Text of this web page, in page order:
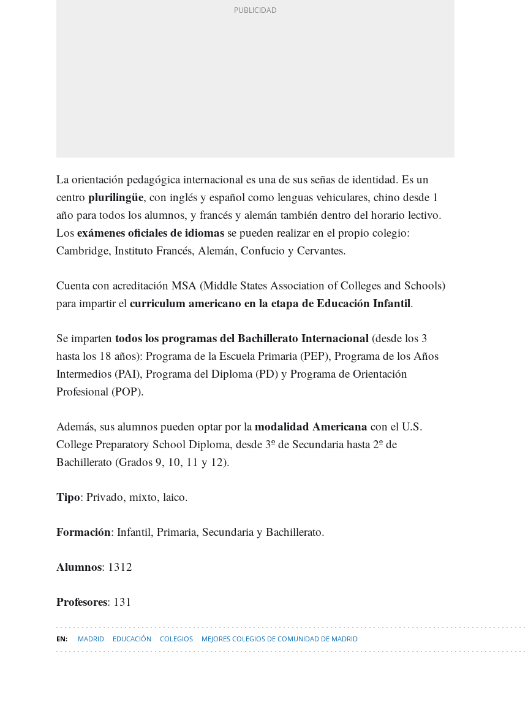
La orientación pedagógica internacional es una de sus señas de identidad. Es un
centro plurilingüe, con inglés y español como lenguas vehiculares, chino desde 1
año para todos los alumnos, y francés y alemán también dentro del horario lectivo.
Los exámenes oficiales de idiomas se pueden realizar en el propio colegio:
Cambridge, Instituto Francés, Alemán, Confucio y Cervantes.
Cuenta con acreditación MSA (Middle States Association of Colleges and Schools)
para impartir el curriculumamericano en la etapa de Educación Infantil.
Se imparten todos los programas del Bachillerato Internacional (desde los 3
hasta los 18 años): Programa de la Escuela Primaria (PEP), Programa de los Años
Intermedios (PAI), Programa del Diploma (PD) y Programa de Orientación
Profesional (POP).
Además, sus alumnos pueden optar por lamodalidad Americana con el U.S.
College Preparatory School Diploma, desde 3º de Secundaria hasta 2º de
Bachillerato (Grados 9, 10, 11 y 12).
Tipo: Privado, mixto, laico.
Formación: Infantil, Primaria, Secundaria y Bachillerato.
Alumnos: 1312
Profesores: 131
MADRID EDUCACIÓN COLEGIOS MEJORES COLEGIOS DE COMUNIDAD DE MADRID